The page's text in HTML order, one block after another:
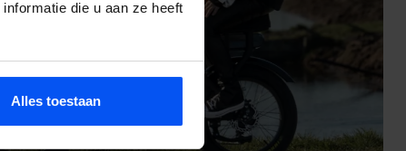
die u aan ze heeft
Alles toestaan